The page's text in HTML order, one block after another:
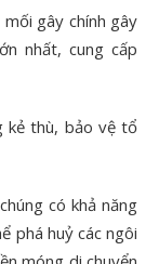
gây chính gây
nhất, cung cấp
kẻ thù, bảo vệ tổ
có khả năng
phá huỷ các ngôi